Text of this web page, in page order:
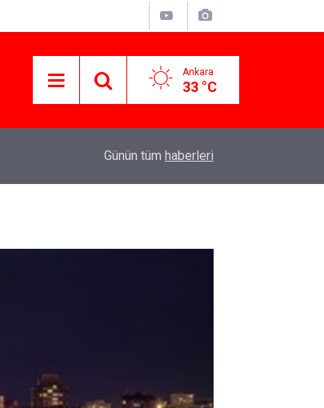
Ankara
33 °C
operasyon geliyor!
Günün tüm haberleri